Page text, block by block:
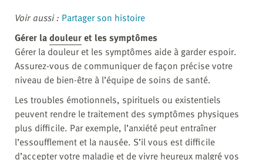
Voir aussi : Partager son histoire
Gérer ladouleuret les symptômes
Gérer la douleur et les symptômes aide à garder espoir.
Assurez-vous de communiquer de façon précise votre
niveau de bien-être à l’équipe de soins de santé.
Les troubles émotionnels, spirituels ou existentiels
peuvent rendre le traitement des symptômes physiques
plus difficile. Par exemple, l’anxiété peut entraîner
l’essoufflement et la nausée. S’il vous est difficile
d’accepter votre maladie et de vivre heureux malgré vos